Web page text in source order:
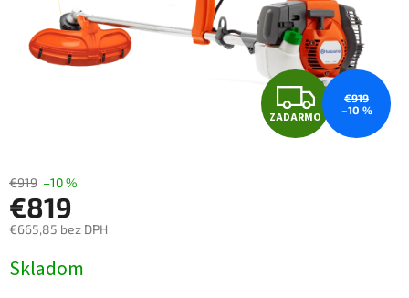
ZADARMO
€919
–10 %
€919 –10 %
€819
€665,85 bez DPH
Skladom